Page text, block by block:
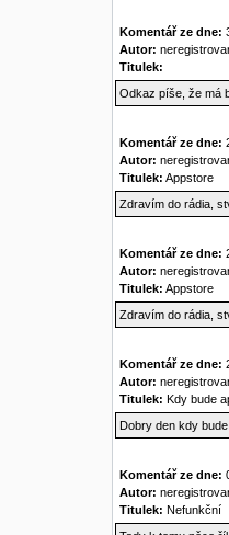
Komentář ze dne:
Autor:
Titulek:
Odkaz píše, že má
Komentář ze dne:
Autor:
Titulek: Appstore
Zdravím do rádia,
Komentář ze dne:
Autor:
Titulek: Appstore
Zdravím do rádia,
Komentář ze dne:
Autor:
Titulek: Kdy bude
Dobry den kdy
Komentář ze dne:
Autor:
Titulek: Nefunkční